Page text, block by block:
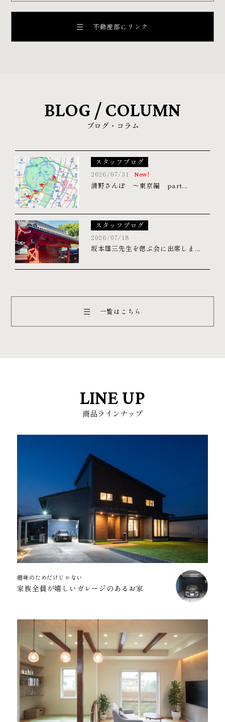
不動産部にリンク
BLOG / COLUMN
ブログ・コラム
スタッフブログ
2026/07/31
New!
清野さんぽ ～東京編 part...
スタッフブログ
2026/07/18
坂本雄三先生を偲ぶ会に出席しま...
一覧はこちら
LINE UP
商品ラインナップ
趣味のためだけじゃない
家族全員が嬉しいガレージのあるお家